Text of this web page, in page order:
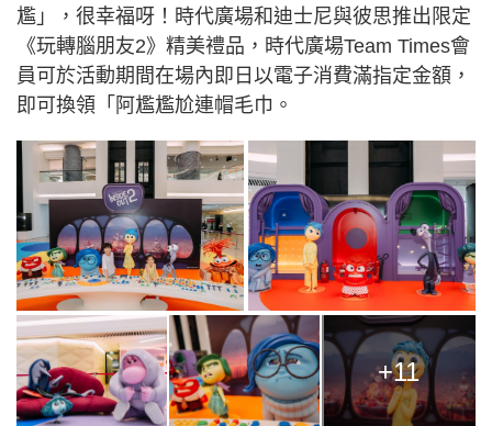
尷」，很幸福呀！時代廣場和迪士尼與彼思推出限定
《玩轉腦朋友2》精美禮品，時代廣場Team Times會
員可於活動期間在場內即日以電子消費滿指定金額，
即可換領「阿尷尷尬連帽毛巾。
+11